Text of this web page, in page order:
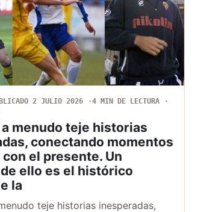
2 JULIO 2026
4 MIN DE LECTURA
menudo teje historias
conectando momentos
el presente. Un
ello es el histórico
la
teje historias inesperadas,